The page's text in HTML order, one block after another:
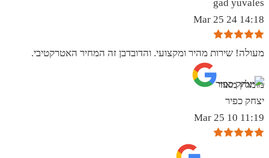
gad yuvales
14:18 24 Mar 25
מעולה! שירות מהיר ומקצועי. והדובדבן זה המחיר האטרקטיבי.
מומלץ מאוד
יצחק כפיר
11:19 10 Mar 25